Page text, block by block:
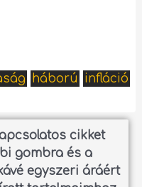
háború
infláció
cikket
gombra és a
egyszeri áráért